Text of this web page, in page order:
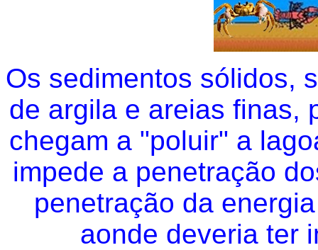
Os sedimentos sólidos,
de argila e areias finas,
chegam a "poluir" a
impede a penetração
penetração da
aonde deveria ter